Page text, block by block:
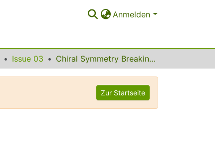
Anmelden
Issue 03 Chiral Symmetry Breaking in Magnetic Thin Films and Multilayers
Zur Startseite